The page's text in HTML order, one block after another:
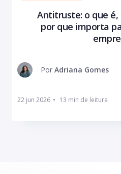
Antitruste: o que
por que importa
Por Adriana Gomes
22 jun 2026 •